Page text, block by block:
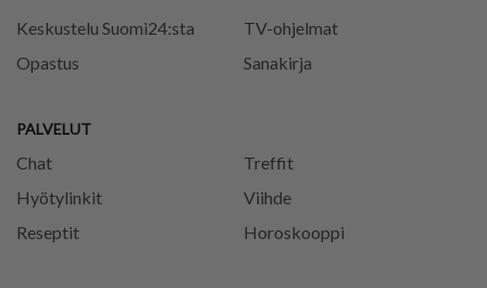
Keskustelu Suomi24:sta
Opastus
PALVELUT
Chat
Treffit
Hyötylinkit
Viihde
Reseptit
Horoskooppi
TV-ohjelmat
Sanakirja